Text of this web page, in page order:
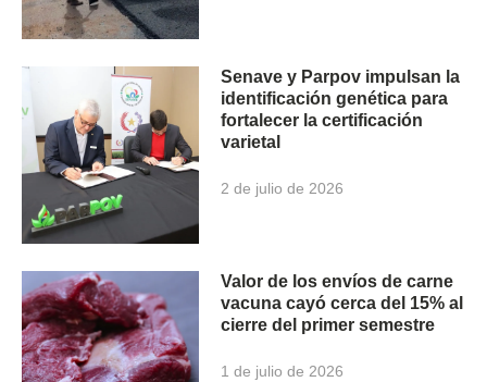
Senave y Parpov impulsan la
identificación genética para
fortalecer la certificación
varietal
2 de julio de 2026
Valor de los envíos de carne
vacuna cayó cerca del 15% al
cierre del primer semestre
1 de julio de 2026